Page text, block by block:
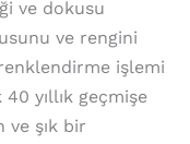
ve dokusu
ve rengini
işlemi
40 yıllık geçmişe
ve şık bir